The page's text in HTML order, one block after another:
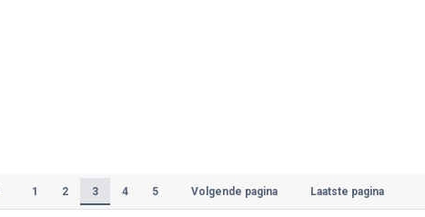
1 2
3
(Huidige)
4 5 Volgende pagina Laatste pagina